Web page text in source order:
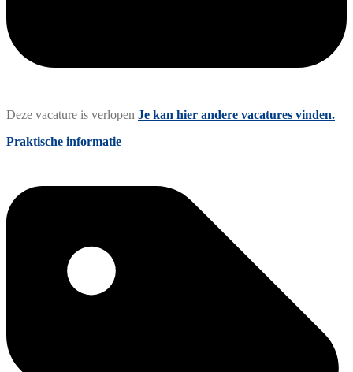
Deze vacature is verlopen Je kan hier andere vacatures vinden.
Praktische informatie